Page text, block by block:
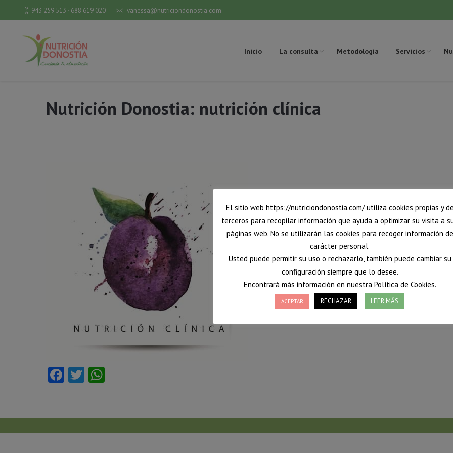
943 259 513 · 688 619 020 vanessa@nutriciondonostia.com
Inicio La consulta Metodología Servicios
Nutrición Donostia: nutrición clínica
Facebook
Twitter
El sitio web https://nutriciondonostia.com/ utiliza cookies propias y
terceros para recopilar información que ayuda a optimizar su visita a
páginas web. No se utilizarán las cookies para recoger información de
carácter personal.
Usted puede permitir su uso o rechazarlo, también puede cambiar su
configuración siempre que lo desee.
Encontrará más información en nuestra Política de Cookies.
ACEPTAR RECHAZAR LEER MÁS